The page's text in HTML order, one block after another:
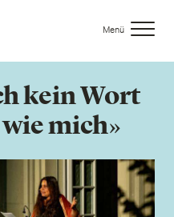
Menü
kein Wort
mich»